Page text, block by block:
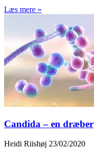
Læs mere »
Candida – en dræber
Heidi Riishøj 23/02/2020